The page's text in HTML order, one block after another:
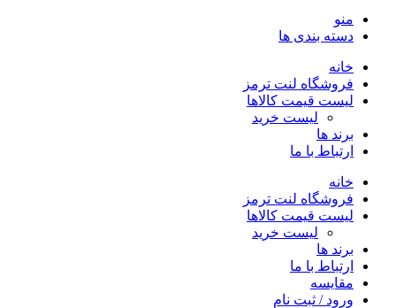
منو
دسته بندی ها
خانه
فروشگاه لنت ترمز
لیست قیمت کالاها
لیست خرید
برند ها
ارتباط با ما
خانه
فروشگاه لنت ترمز
لیست قیمت کالاها
لیست خرید
برند ها
ارتباط با ما
مقایسه
ورود / ثبت نام